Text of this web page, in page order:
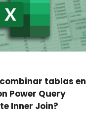
tablas en
Power Query
Inner Join?